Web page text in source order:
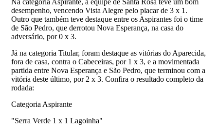
desempenho, vencendo Vista Alegre pelo placar de 3 x 1.
Outro que também teve destaque entre os Aspirantes foi o time
de São Pedro, que derrotou Nova Esperança, na casa do
adversário, por 0 x 3.
Já na categoria Titular, foram destaque as vitórias do Aparecida,
fora de casa, contra o Cabeceiras, por 1 x 3, e a movimentada
partida entre Nova Esperança e São Pedro, que terminou com a
vitória deste último, por 2 x 3. Confira o resultado completo da
rodada:
Categoria Aspirante
"Serra Verde 1 x 1 Lagoinha"